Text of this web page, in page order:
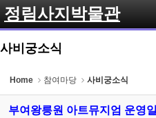
정림사지박물관
사비궁소식
Home 참여마당 사비궁소식
부여왕릉원 아트뮤지엄 운영
Sketchbook5,